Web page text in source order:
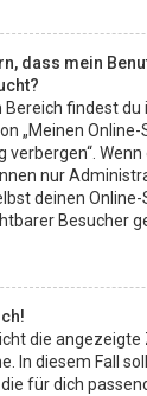
dass mein
Bereich findest du
„Meinen Online-
Wenn
nur
deinen Online-
Besucher
die angezeigte
In diesem Fall
die für dich